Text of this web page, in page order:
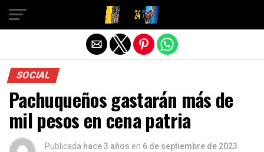
SOCIAL
Pachuqueños gastarán más de
mil pesos en cena patria
Publicada hace 3 años en 6 de septiembre de 2023
Salir de la versión móvil